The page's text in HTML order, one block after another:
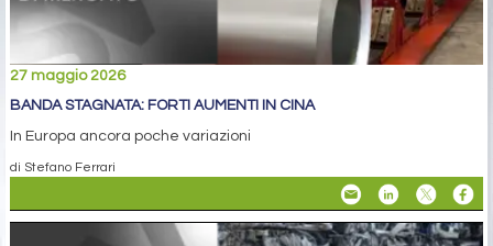
27 maggio 2026
BANDA STAGNATA: FORTI AUMENTI IN CINA
In Europa ancora poche variazioni
di Stefano Ferrari